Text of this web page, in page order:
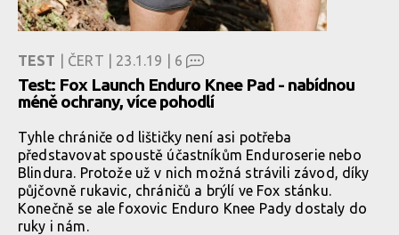
TEST | ČERT | 23.1.19 | 6
Test: Fox Launch Enduro Knee Pad - nabídnou
méně ochrany, více pohodlí
Tyhle chrániče od lištičky není asi potřeba
představovat spoustě účastníkům Enduroserie nebo
Blindura. Protože už v nich možná strávili závod, díky
půjčovně rukavic, chráničů a brýlí ve Fox stánku.
Konečně se ale foxovic Enduro Knee Pady dostaly do
ruky i nám.